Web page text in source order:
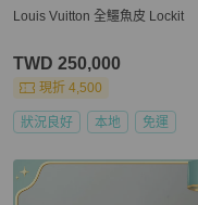
Louis Vuitton 全鱷魚皮 Lockit
TWD 250,000
現折 4,500
狀況良好 本地 免運